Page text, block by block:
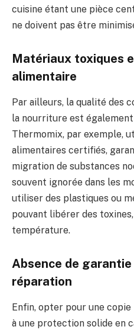
cuisine étant une pièce
ne doivent pas être
Matériaux toxiques
alimentaire
Par ailleurs, la qualité des
la nourriture est
Thermomix, par exemple,
alimentaires certifiés,
migration de substances
souvent ignorée dans les
utiliser des plastiques ou
pouvant libérer des
température.
Absence de
réparation
Enfin, opter pour une
à une protection solide en